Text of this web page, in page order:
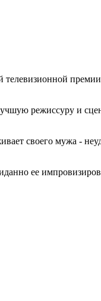
режиссуру и
своего мужа -
ее